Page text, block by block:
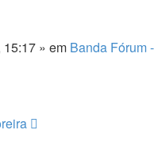
» em Banda Fórum -